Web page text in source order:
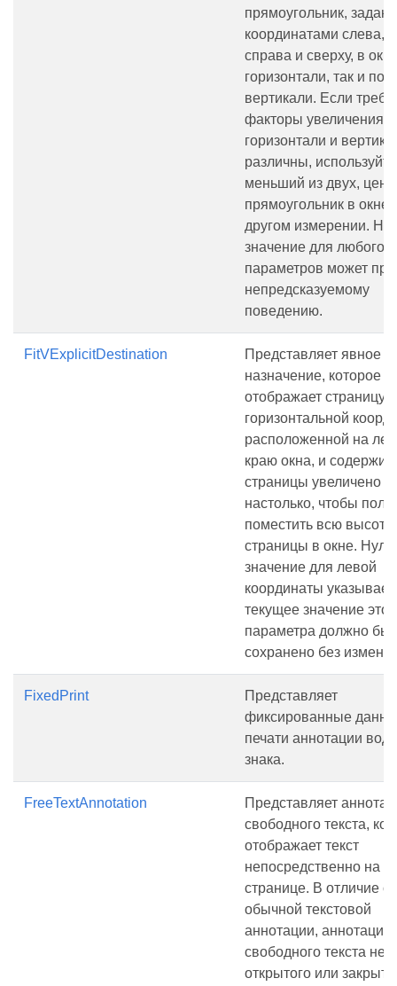
прямоугольник,
координатами слева,
справа и сверху, в
горизонтали, так и по
вертикали. Если
факторы увеличения
горизонтали и
различны, используйте
меньший из двух,
прямоугольник в окне
другом измерении.
значение для любого
параметров может
непредсказуемому
поведению.
FitVExplicitDestination
Представляет явное
назначение, которое
отображает страницу с
горизонтальной
расположенной на
краю окна, и
страницы увеличено
настолько, чтобы
поместить всю высоту
страницы в окне.
значение для левой
координаты
текущее значение
параметра должно
сохранено без
FixedPrint
Представляет
фиксированные
печати аннотации
знака.
FreeTextAnnotation
Представляет
свободного текста,
отображает текст
непосредственно на
странице. В отличие от
обычной текстовой
аннотации, аннотация
свободного текста не
открытого или